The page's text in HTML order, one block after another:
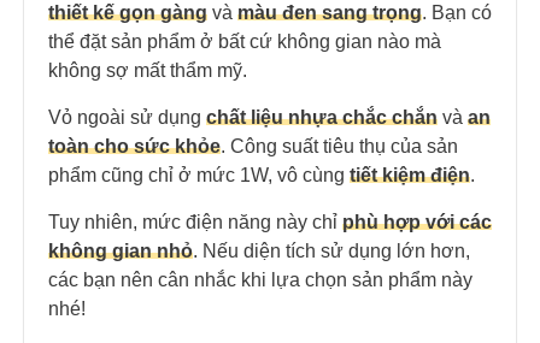
thiết kế gọn gàng và màu đen sang trọng. Bạn có
thể đặt sản phẩm ở bất cứ không gian nào mà
không sợ mất thẩm mỹ.
Vỏ ngoài sử dụng chất liệu nhựa chắc chắn và an
toàn cho sức khỏe. Công suất tiêu thụ của sản
phẩm cũng chỉ ở mức 1W, vô cùng tiết kiệm điện.
Tuy nhiên, mức điện năng này chỉ phù hợp với các
không gian nhỏ. Nếu diện tích sử dụng lớn hơn,
các bạn nên cân nhắc khi lựa chọn sản phẩm này
nhé!